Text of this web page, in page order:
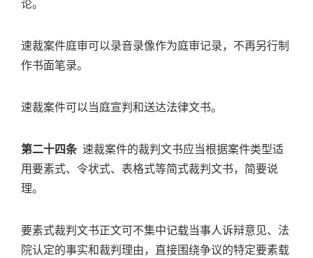
速裁案件庭审可以录音录像作为庭审记录，不再另行制
作书面笔录。
速裁案件可以当庭宣判和送达法律文书。
第二十四条速裁案件的裁判文书应当根据案件类型适
用要素式、令状式、表格式等简式裁判文书，简要说
理。
要素式裁判文书正文可不集中记载当事人诉辩意见、法
院认定的事实和裁判理由，直接围绕争议的特定要素载